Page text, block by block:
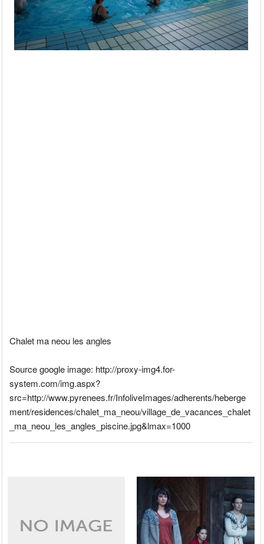
Chalet ma neou les angles
Source google image: http://proxy-img4.for-
system.com/img.aspx?
src=http://www.pyrenees.fr/InfoliveImages/adherents/heberge
ment/residences/chalet_ma_neou/village_de_vacances_chalet
_ma_neou_les_angles_piscine.jpg&lmax=1000